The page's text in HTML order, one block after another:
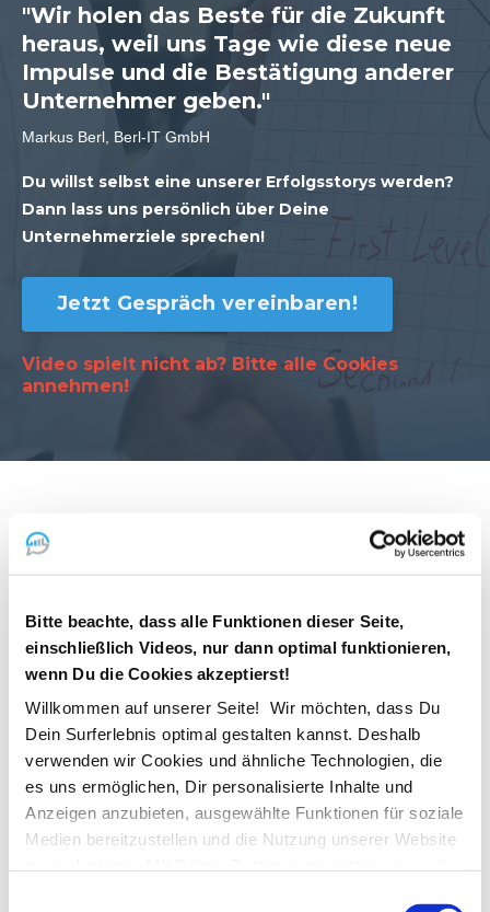
Bitte beachte, dass alle Funktionen dieser Seite,
einschließlich Videos, nur dann optimal funktionieren,
wenn Du die Cookies akzeptierst!
Willkommen auf unserer Seite! Wir möchten, dass Du
Dein Surferlebnis optimal gestalten kannst. Deshalb
verwenden wir Cookies und ähnliche Technologien, die
es uns ermöglichen, Dir personalisierte Inhalte und
Anzeigen anzubieten, ausgewählte Funktionen für soziale
Medien bereitzustellen und die Nutzung unserer Website
"Wir holen das Beste für die Zukunft
heraus, weil uns Tage wie diese neue
Impulse und die Bestätigung anderer
Unternehmer geben."
Markus Berl, Berl-IT GmbH
Du willst selbst eine unserer Erfolgsstorys werden?
Dann lass uns persönlich über Deine
Unternehmerziele sprechen!
Jetzt Gespräch vereinbaren!
Video spielt nicht ab? Bitte alle Cookies
annehmen!
Problem
Die Branche ist im Umbruch – durch KI, Digitalisierung und den
Herausforderung für klassische Systemhäuser.
Ziel
Markus will sein Unternehmen für die Zukunft optimal aufstellen
und das Beste aus der Entwicklung herausholen.
Lösung